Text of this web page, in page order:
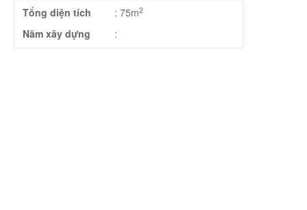
Tổng diện tích : 75m2
Năm xây dựng :